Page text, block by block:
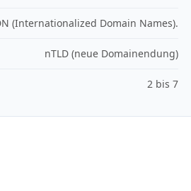
(Internationalized Domain Names).
nTLD (neue Domainendung)
2 bis 7